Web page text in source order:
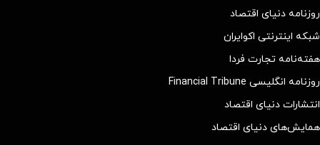
روزنامه دنیای اقتصاد
شبکه اینترنتی اکوایران
هفته‌نامه تجارت فردا
روزنامه انگلیسی Financial Tribune
انتشارات دنیای اقتصاد
همایش‌های دنیای اقتصاد